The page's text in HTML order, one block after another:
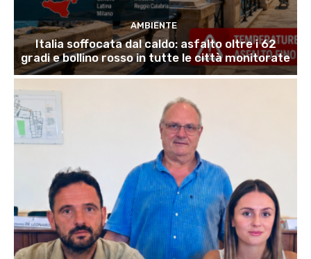
AMBIENTE
Italia soffocata dal caldo: asfalto oltre i 62
gradi e bollino rosso in tutte le città monitorate